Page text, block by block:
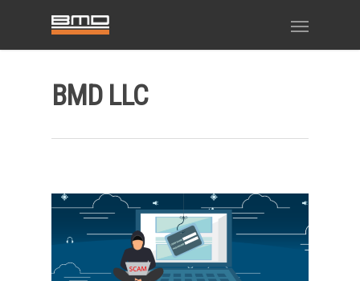
BMD LLC